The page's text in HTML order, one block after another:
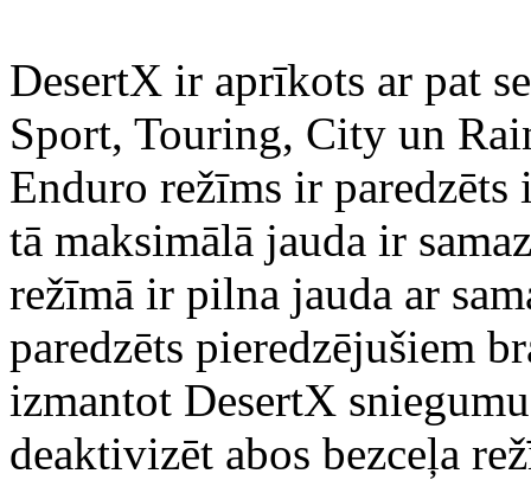
DesertX ir aprīkots ar pat
Sport, Touring, City un
Enduro režīms ir paredzēts
tā maksimālā jauda ir
režīmā ir pilna jauda ar
paredzēts pieredzējušiem
izmantot DesertX
deaktivizēt abos bezceļa